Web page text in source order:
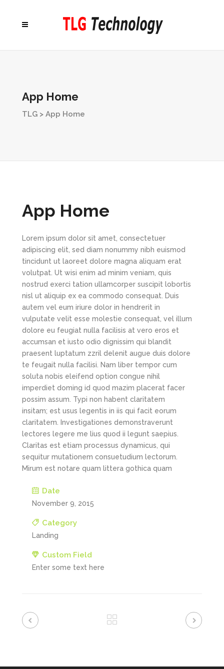
App Home
TLG > App Home
App Home
Lorem ipsum dolor sit amet, consectetuer
adipiscing elit, sed diam nonummy nibh euismod
tincidunt ut laoreet dolore magna aliquam erat
volutpat. Ut wisi enim ad minim veniam, quis
nostrud exerci tation ullamcorper suscipit lobortis
nisl ut aliquip ex ea commodo consequat. Duis
autem vel eum iriure dolor in hendrerit in
vulputate velit esse molestie consequat, vel illum
dolore eu feugiat nulla facilisis at vero eros et
accumsan et iusto odio dignissim qui blandit
praesent luptatum zzril delenit augue duis dolore
te feugait nulla facilisi. Nam liber tempor cum
soluta nobis eleifend option congue nihil
imperdiet doming id quod mazim placerat facer
possim assum. Typi non habent claritatem
insitam; est usus legentis in iis qui facit eorum
claritatem. Investigationes demonstraverunt
lectores legere me lius quod ii legunt saepius.
Claritas est etiam processus dynamicus, qui
sequitur mutationem consuetudium lectorum.
Mirum est notare quam littera gothica quam
Date
November 9, 2015
Category
Landing
Custom Field
Enter some text here